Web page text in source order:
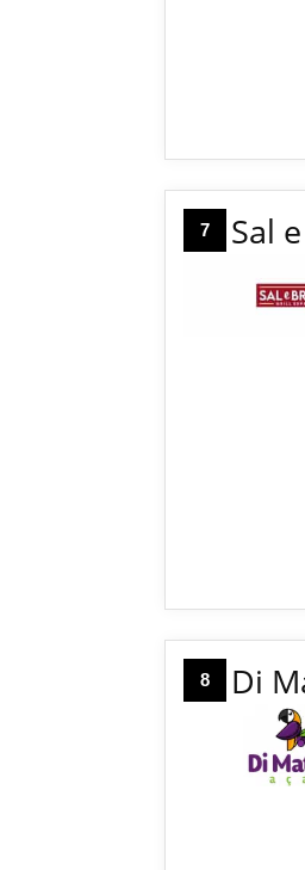
7 Sal
8 Di